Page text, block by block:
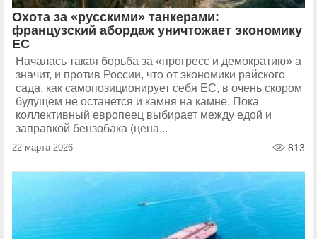
Охота за «русскими» танкерами:
французский абордаж уничтожает экономику
ЕС
Началась такая борьба за «прогресс и демократию» а
значит, и против России, что от экономики райского
сада, как самопозиционирует себя ЕС, в очень скором
будущем не останется и камня на камне. Пока
коллективный европеец выбирает между едой и
заправкой бензобака (цена...
22 марта 2026 813